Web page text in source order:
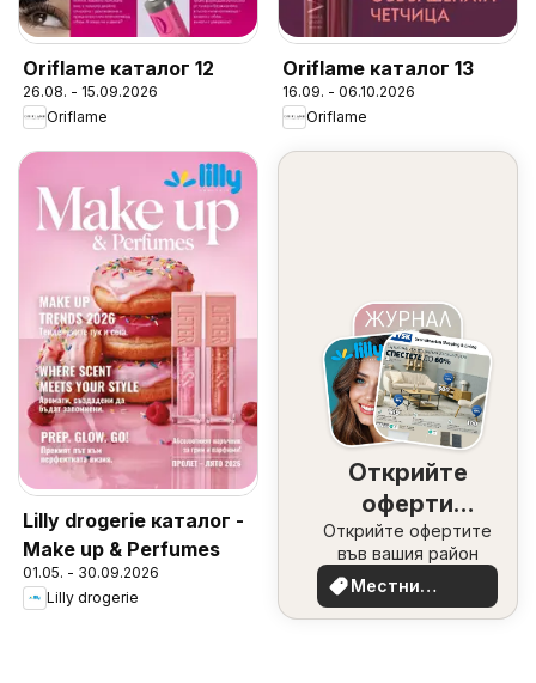
Oriflame каталог 12
26.08. - 15.09.2026
Oriflame
Oriflame каталог 13
16.09. - 06.10.2026
Oriflame
Lilly drogerie каталог -
Make up & Perfumes
01.05. - 30.09.2026
Lilly drogerie
Открийте
оферти
наблизо
Открийте офертите
във вашия район
Местни
оферти